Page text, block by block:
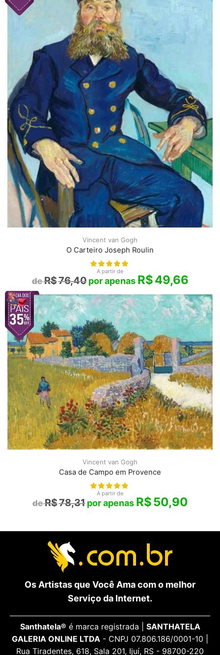
Vincent van Gogh
O Carteiro Joseph Roulin
A partir de
R$76,40 R$49,66
Vincent van Gogh
Casa de Campo em Provence
A partir de
R$78,31 R$50,90
Os Artistas que Você Ama com o melhor
Serviço da Internet.
Santhatela® é marca registrada | SANTHATELA
GALERIA ONLINE LTDA - CNPJ 07.806.186/0001-10 |
Rua Tiradentes, 618, Sala 201, Ijuí, RS - 98700-220